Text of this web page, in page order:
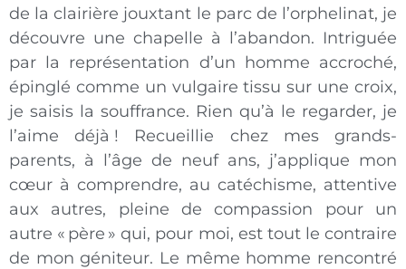
de la clairière jouxtant le parc de l’orphelinat, je
découvre une chapelle à l’abandon. Intriguée
par la représentation d’un homme accroché,
épinglé comme un vulgaire tissu sur une croix,
je saisis la souffrance. Rien qu’à le regarder, je
l’aime déjà ! Recueillie chez mes grands-
parents, à l’âge de neuf ans, j’applique mon
cœur à comprendre, au catéchisme, attentive
aux autres, pleine de compassion pour un
autre « père » qui, pour moi, est tout le contraire
de mon géniteur. Le même homme rencontré